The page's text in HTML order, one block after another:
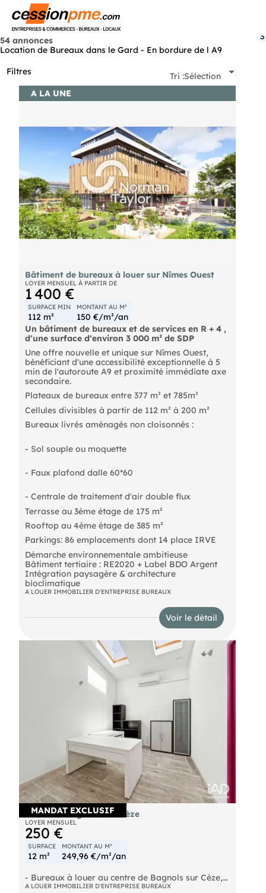
54 annonces
Location de Bureaux dans le Gard - En bordure de l A9
Filtres
3
Tri :Sélection
A LA UNE
Bâtiment de bureaux à louer sur Nîmes Ouest
LOYER MENSUEL À PARTIR DE
1 400 €
SURFACE MIN
112 m²
MONTANT AU M²
150 €/m²/an
Un bâtiment de bureaux et de services en R + 4 ,
d'une surface d'environ 3 000 m² de SDP
Une offre nouvelle et unique sur Nîmes Ouest,
bénéficiant d'une accessibilité exceptionnelle à 5
min de l'autoroute A9 et proximité immédiate axe
secondaire.
Plateaux de bureaux entre 377 m² et 785m²
Cellules divisibles à partir de 112 m² à 200 m²
Bureaux livrés aménagés non cloisonnés :
- Sol souple ou moquette
- Faux plafond dalle 60*60
- Centrale de traitement d'air double flux
Terrasse au 3ème étage de 175 m²
Rooftop au 4ème étage de 385 m²
Parkings: 86 emplacements dont 14 place IRVE
Démarche environnementale ambitieuse
Bâtiment tertiaire : RE2020 + Label BDO Argent
Intégration paysagère & architecture
bioclimatique
A LOUER IMMOBILIER D'ENTREPRISE BUREAUX
Voir le détail
MANDAT EXCLUSIF
Bureau à Bagnols-sur-Cèze
LOYER MENSUEL
250 €
SURFACE
12 m²
MONTANT AU M²
249,96 €/m²/an
- Bureaux à louer au centre de Bagnols sur Cèze,
proche de tous les commerces. Bureaux de 12 m²
A LOUER IMMOBILIER D'ENTREPRISE BUREAUX